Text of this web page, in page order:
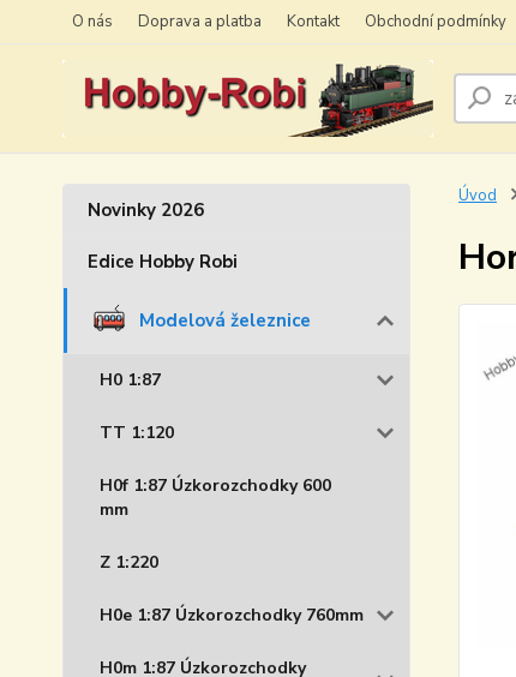
O nás Doprava a platba Kontakt Obchodní podmínky
Novinky 2026
Edice Hobby Robi
Modelová železnice
H0 1:87
TT 1:120
H0f 1:87 Úzkorozchodky 600
mm
Z 1:220
H0e 1:87 Úzkorozchodky 760mm
H0m 1:87 Úzkorozchodky
Úvod